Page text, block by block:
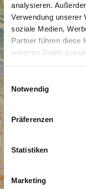
analysieren.
Verwendung unserer
soziale Medien,
Partner führen diese
weiteren Daten
Notwendig
Präferenzen
Statistiken
Marketing